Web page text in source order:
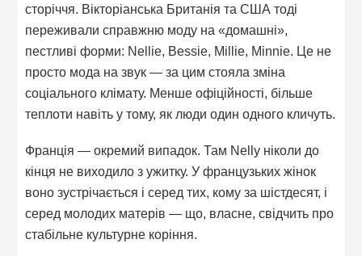
сторіччя. Вікторіанська Британія та США тоді
переживали справжню моду на «домашні»,
пестливі форми: Nellie, Bessie, Millie, Minnie. Це не
просто мода на звук — за цим стояла зміна
соціального клімату. Менше офіційності, більше
теплоти навіть у тому, як люди один одного кличуть.
Франція — окремий випадок. Там Nelly ніколи до
кінця не виходило з ужитку. У французьких жінок
воно зустрічається і серед тих, кому за шістдесят, і
серед молодих матерів — що, власне, свідчить про
стабільне культурне коріння.